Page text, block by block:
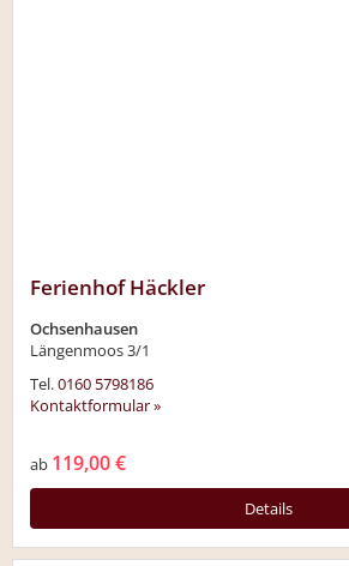
Ferienhof Häckler
Ochsenhausen
Längenmoos 3/1
Tel.0160 5798186
Kontaktformular »
ab 119,00 €
Details